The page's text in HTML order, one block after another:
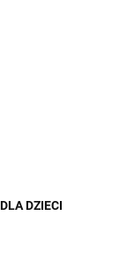
DZIECI